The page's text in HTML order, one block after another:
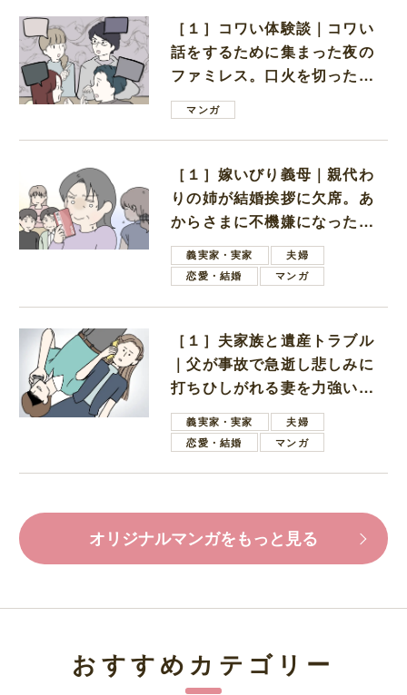
［１］コワい体験談｜コワい
話をするために集まった夜の
ファミレス。口火を切ったの
は電車好きの男の子ママ
マンガ
［１］嫁いびり義母｜親代わ
りの姉が結婚挨拶に欠席。あ
からさまに不機嫌になった義
母義実家・実家
夫婦
恋愛・結婚
マンガ
［１］夫家族と遺産トラブル
｜父が事故で急逝し悲しみに
打ちひしがれる妻を力強い言
葉で励ます夫
義実家・実家
夫婦
恋愛・結婚
マンガ
オリジナルマンガをもっと見る
おすすめカテゴリー